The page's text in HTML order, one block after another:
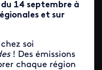
14 septembre à
et sur
soi
! Des émissions
chaque région